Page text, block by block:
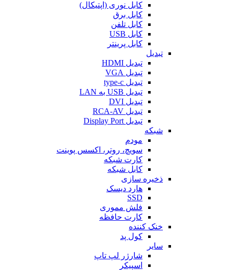
کابل نوری (اپتیکال)
کابل برق
کابل تلفن
کابل USB
کابل پرینتر
تبدیل
تبدیل HDMI
تبدیل VGA
تبدیل type-c
تبدیل USB به LAN
تبدیل DVI
تبدیل RCA-AV
تبدیل Display Port
شبکه
مودم
سویچ، روتر، اکسس پوینت
کارت شبکه
کابل شبکه
ذخیره سازی
هارد دیسک
SSD
فلش مموری
کارت حافظه
خنک کننده
کول پد
سایر
شارژر لپ تاپ
اسپیکر